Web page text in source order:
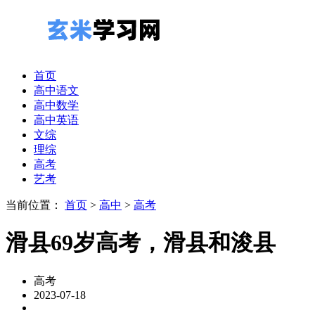
首页
高中语文
高中数学
高中英语
文综
理综
高考
艺考
当前位置： 首页 > 高中 > 高考
滑县69岁高考，滑县和浚县
高考
2023-07-18